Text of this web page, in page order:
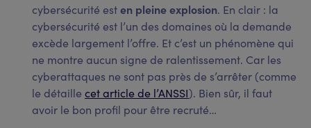
cybersécurité esten pleine explosion. En clair : la
cybersécurité est l’un des domaines où la demande
excède largement l’offre. Et c’est un phénomène qui
ne montre aucun signe de ralentissement. Car les
cyberattaques ne sont pas près de s’arrêter (comme
le détaille cet article de l’ANSSI). Bien sûr, il faut
avoir le bon profil pour être recruté…